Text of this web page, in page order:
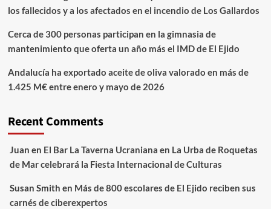
los fallecidos y a los afectados en el incendio de Los Gallardos
Cerca de 300 personas participan en la gimnasia de
mantenimiento que oferta un año más el IMD de El Ejido
Andalucía ha exportado aceite de oliva valorado en más de
1.425 M€ entre enero y mayo de 2026
Recent Comments
Juan en El Bar La Taverna Ucraniana en La Urba de Roquetas
de Mar celebrará la Fiesta Internacional de Culturas
Susan Smith en Más de 800 escolares de El Ejido reciben sus
carnés de ciberexpertos